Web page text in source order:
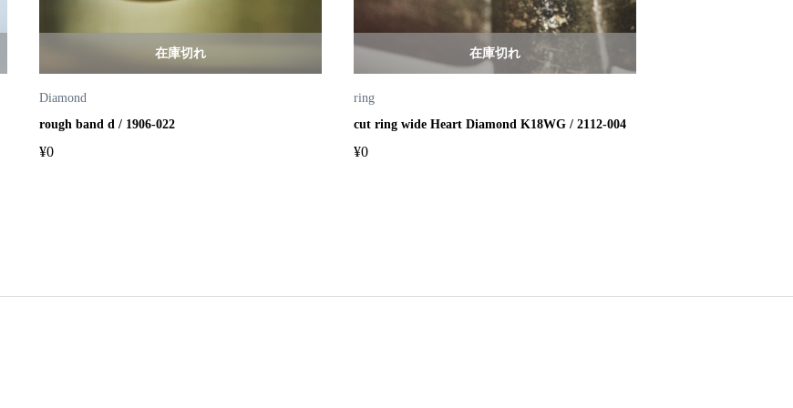
Diamond
rough band d / 1906-022
¥0
在庫切れ
ring
cut ring wide Heart Diamond K18WG / 2112-004
¥0
在庫切れ